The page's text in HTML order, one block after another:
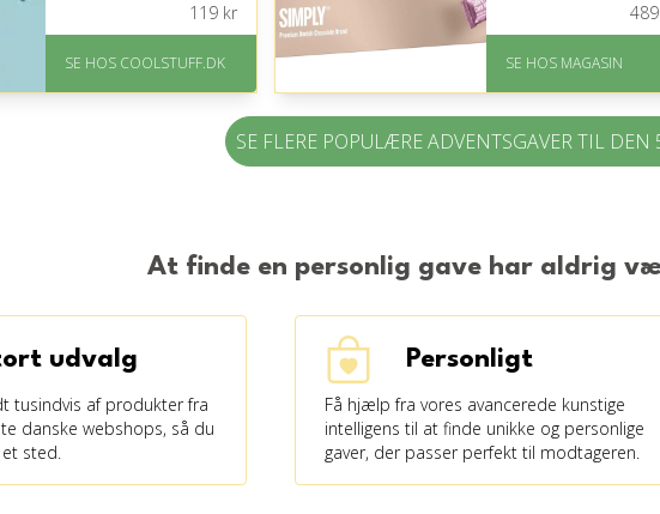
På lager
Levering: Standard
119kr
SE HOS COOLSTUFF.DK
eksklusiv smagsoplevelse.
På lager
4.1 ud af 5
489
SE HOS MAGASIN
SE FLERE POPULÆRE ADVENTSGAVER TIL DEN
At finde en personlig gave har aldrig
udvalg
tusindvis af produkter fra
danske webshops, så du
sted.
Personligt
Få hjælp fra vores avancerede kunstige
intelligens til at finde unikke og personlige
gaver, der passer perfekt til modtageren.